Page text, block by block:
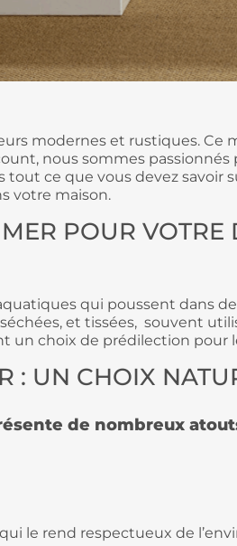
modernes et rustiques. Ce
nous sommes
ce que vous devez savoir
votre maison.
POUR VOTRE
qui poussent dans
et tissées, souvent
choix de prédilection pour
: UN CHOIX
de nombreux
le rend respectueux de